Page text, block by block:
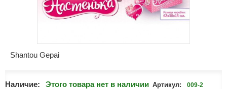
Shantou Gepai
Наличие: Этого товара нет в наличии Артикул: 009-2